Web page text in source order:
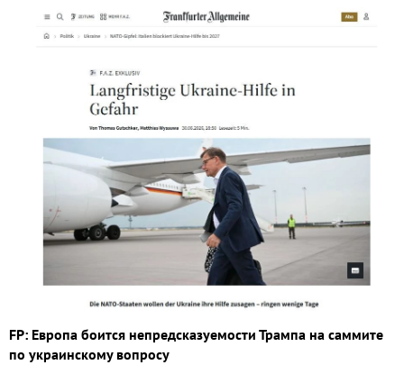
FP: Европа боится непредсказуемости Трампа на саммите
по украинскому вопросу